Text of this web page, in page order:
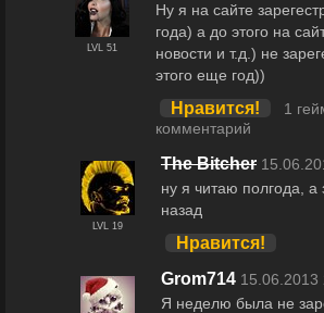
LVL 51
Ну я на сайте
года) а до этого на
новости и т.д.) не
этого еще год))
Нравится!
1
комментарий
LVL 19
The Bitcher
ну я читаю полгода, а
назад
Нравится!
Grom714 15.06.2013
Я неделю была не